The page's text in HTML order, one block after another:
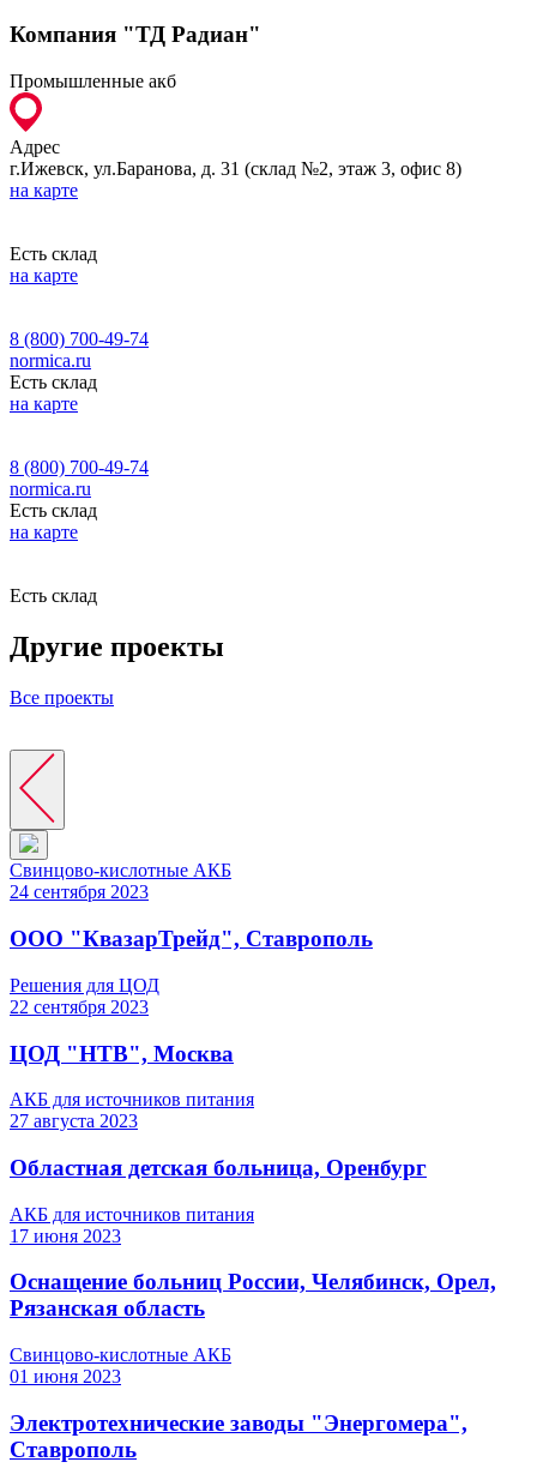
Компания "ТД Радиан"
Промышленные акб
Адрес
г.Ижевск, ул.Баранова, д. 31 (склад №2, этаж 3, офис 8)
на карте
Есть склад
на карте
8 (800) 700-49-74
normica.ru
Есть склад
на карте
8 (800) 700-49-74
normica.ru
Есть склад
на карте
Есть склад
Другие проекты
Все проекты
Свинцово-кислотные АКБ
24 сентября 2023
ООО "КвазарТрейд", Ставрополь
Решения для ЦОД
22 сентября 2023
ЦОД "НТВ", Москва
АКБ для источников питания
27 августа 2023
Областная детская больница, Оренбург
АКБ для источников питания
17 июня 2023
Оснащение больниц России, Челябинск, Орел,
Рязанская область
Свинцово-кислотные АКБ
01 июня 2023
Электротехнические заводы "Энергомера",
Ставрополь